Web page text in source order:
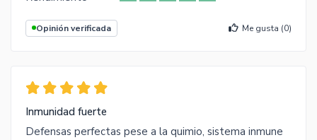
Opinión verificada Me gusta (0)
Inmunidad fuerte
Defensas perfectas pese a la quimio, sistema inmune